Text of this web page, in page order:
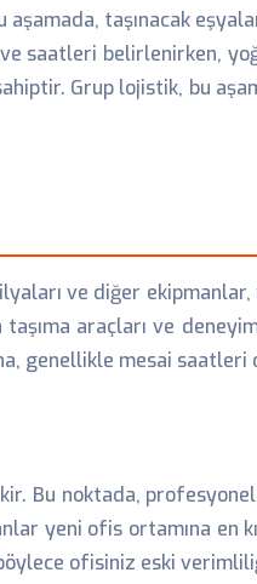
taşınacak
saatleri belirlenirken,
Grup lojistik, bu
ve diğer
araçları ve
genellikle mesai
Bu noktada,
yeni ofis ortamına en
ofisiniz eski